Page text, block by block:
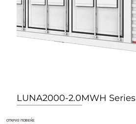
LUNA2000-2.0MWH Series
ОТКРИЈ ПОВЕЌЕ